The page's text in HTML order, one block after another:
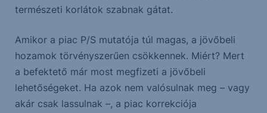
természeti korlátok szabnak gátat.
Amikor a piac P/S mutatója túl magas, a jövőbeli
hozamok törvényszerűen csökkennek. Miért? Mert
a befektető már most megfizeti a jövőbeli
lehetőségeket. Ha azok nem valósulnak meg – vagy
akár csak lassulnak –, a piac korrekciója